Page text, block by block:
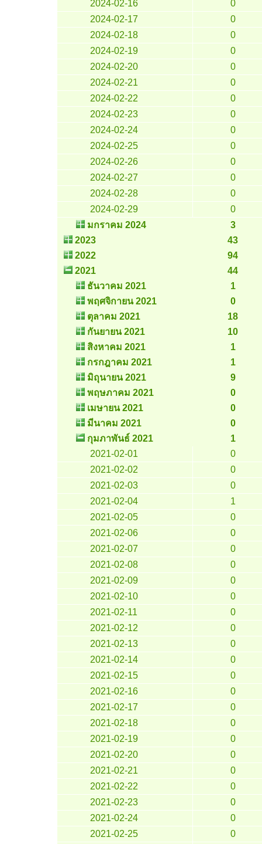
2024-02-16
0
2024-02-17
0
2024-02-18
0
2024-02-19
0
2024-02-20
0
2024-02-21
0
2024-02-22
0
2024-02-23
0
2024-02-24
0
2024-02-25
0
2024-02-26
0
2024-02-27
0
2024-02-28
0
2024-02-29
0
มกราคม 2024
3
2023
43
2022
94
2021
44
ธันวาคม 2021
1
พฤศจิกายน 2021
0
ตุลาคม 2021
18
กันยายน 2021
10
สิงหาคม 2021
1
กรกฎาคม 2021
1
มิถุนายน 2021
9
พฤษภาคม 2021
0
เมษายน 2021
0
มีนาคม 2021
0
กุมภาพันธ์ 2021
1
2021-02-01
0
2021-02-02
0
2021-02-03
0
2021-02-04
1
2021-02-05
0
2021-02-06
0
2021-02-07
0
2021-02-08
0
2021-02-09
0
2021-02-10
0
2021-02-11
0
2021-02-12
0
2021-02-13
0
2021-02-14
0
2021-02-15
0
2021-02-16
0
2021-02-17
0
2021-02-18
0
2021-02-19
0
2021-02-20
0
2021-02-21
0
2021-02-22
0
2021-02-23
0
2021-02-24
0
2021-02-25
0